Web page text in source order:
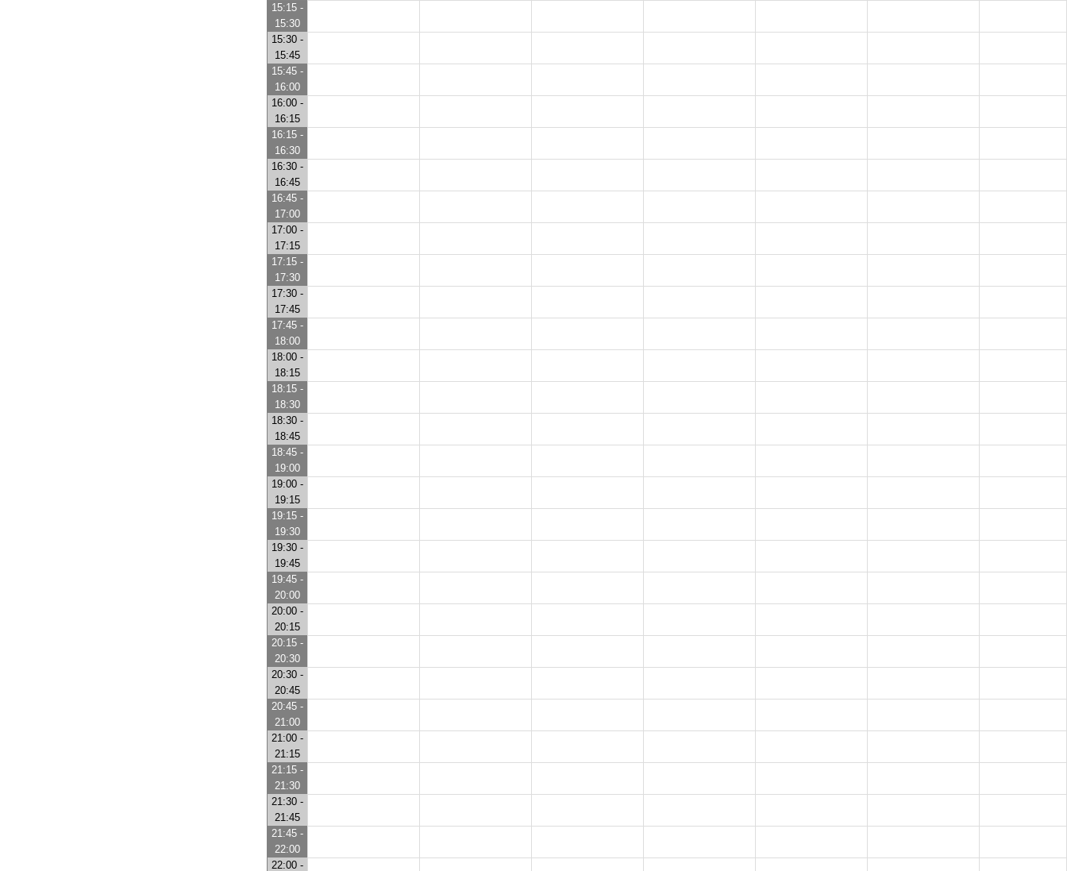
15:15 -
15:30
15:30 -
15:45
15:45 -
16:00
16:00 -
16:15
16:15 -
16:30
16:30 -
16:45
16:45 -
17:00
17:00 -
17:15
17:15 -
17:30
17:30 -
17:45
17:45 -
18:00
18:00 -
18:15
18:15 -
18:30
18:30 -
18:45
18:45 -
19:00
19:00 -
19:15
19:15 -
19:30
19:30 -
19:45
19:45 -
20:00
20:00 -
20:15
20:15 -
20:30
20:30 -
20:45
20:45 -
21:00
21:00 -
21:15
21:15 -
21:30
21:30 -
21:45
21:45 -
22:00
22:00 -